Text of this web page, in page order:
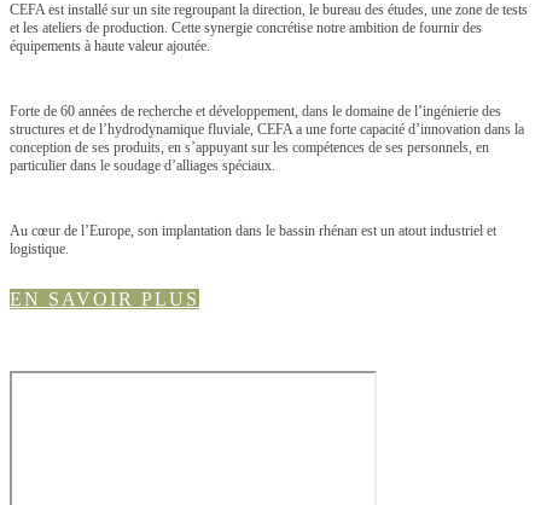
CEFA est installé sur un site regroupant la direction, le bureau des études, une zone de tests
et les ateliers de production. Cette synergie concrétise notre ambition de fournir des
équipements à haute valeur ajoutée.
Forte de 60 années de recherche et développement, dans le domaine de l’ingénierie des
structures et de l’hydrodynamique fluviale, CEFA a une forte capacité d’innovation dans la
conception de ses produits, en s’appuyant sur les compétences de ses personnels, en
particulier dans le soudage d’alliages spéciaux.
Au cœur de l’Europe, son implantation dans le bassin rhénan est un atout industriel et
logistique.
EN SAVOIR PLUS